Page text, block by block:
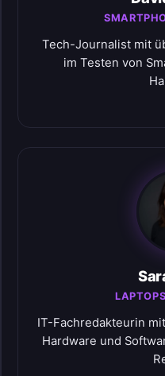
Tech-Journalist mit
im Testen von
IT-Fachredakteurin
Hardware und